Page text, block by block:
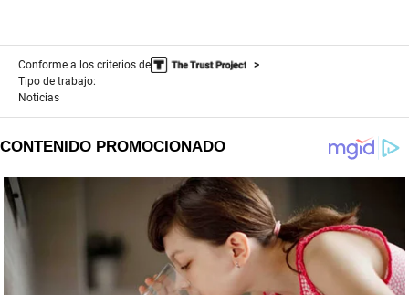
Conforme a los criterios de
Tipo de trabajo:
Noticias